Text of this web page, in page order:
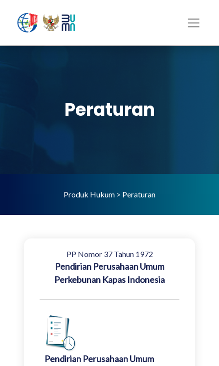
Peraturan
Produk Hukum > Peraturan
PP Nomor 37 Tahun 1972
Pendirian Perusahaan Umum
Perkebunan Kapas Indonesia
Pendirian Perusahaan Umum